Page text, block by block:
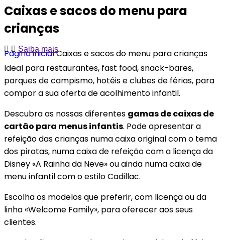
Caixas e sacos do menu para
crianças
Página inicialCaixas e sacos do menu para crianças
Saiba mais
Ideal para restaurantes, fast food, snack-bares,
parques de campismo, hotéis e clubes de férias, para
compor a sua oferta de acolhimento infantil.
Descubra as nossas diferentes gamas de caixas de
cartão para menus infantis. Pode apresentar a
refeição das crianças numa caixa original com o tema
dos piratas, numa caixa de refeição com a licença da
Disney «A Rainha da Neve» ou ainda numa caixa de
menu infantil com o estilo Cadillac.
Escolha os modelos que preferir, com licença ou da
linha «Welcome Family», para oferecer aos seus
clientes.